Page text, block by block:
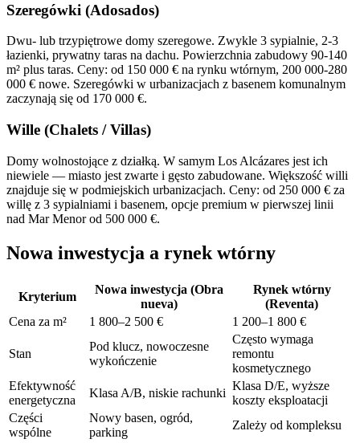
Szeregówki (Adosados)
Dwu- lub trzypiętrowe domy szeregowe. Zwykle 3 sypialnie, 2-3
łazienki, prywatny taras na dachu. Powierzchnia zabudowy 90-140
m² plus taras. Ceny: od 150 000 € na rynku wtórnym, 200 000-280
000 € nowe. Szeregówki w urbanizacjach z basenem komunalnym
zaczynają się od 170 000 €.
Wille (Chalets / Villas)
Domy wolnostojące z działką. W samym Los Alcázares jest ich
niewiele — miasto jest zwarte i gęsto zabudowane. Większość willi
znajduje się w podmiejskich urbanizacjach. Ceny: od 250 000 € za
willę z 3 sypialniami i basenem, opcje premium w pierwszej linii
nad Mar Menor od 500 000 €.
Nowa inwestycja a rynek wtórny
Kryterium
Nowa inwestycja (Obra
nueva)
Rynek wtórny
(Reventa)
Cena za m²
1 800–2 500 € 1 200–1 800 €
Stan
Pod klucz, nowoczesne
wykończenie
Często wymaga
remontu
kosmetycznego
Efektywność
energetyczna
Klasa A/B, niskie rachunki
Klasa D/E, wyższe
koszty eksploatacji
Części
wspólne
Nowy basen, ogród,
parking
Zależy od kompleksu